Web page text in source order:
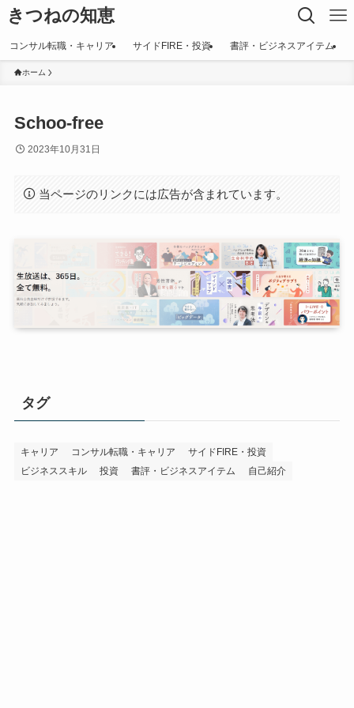
きつねの知恵
コンサル転職・キャリア サイドFIRE・投資 書評・ビジネスアイテム
ホーム
Schoo-free
2023年10月31日
当ページのリンクには広告が含まれています。
タグ
キャリア コンサル転職・キャリア
サイドFIRE・投資
ビジネススキル
投資 書評・ビジネスアイテム 自己紹介